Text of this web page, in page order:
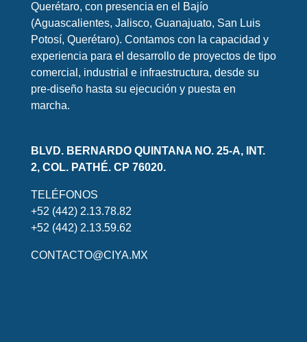
Querétaro, con presencia en el Bajío
(Aguascalientes, Jalisco, Guanajuato, San Luis
Potosí, Querétaro). Contamos con la capacidad y
experiencia para el desarrollo de proyectos de tipo
comercial, industrial e infraestructura, desde su
pre-diseño hasta su ejecución y puesta en
marcha.
BLVD. BERNARDO QUINTANA NO. 25-A, INT.
2, COL. PATHÉ. CP 76020.
TELÉFONOS
+52 (442) 2.13.78.82
+52 (442) 2.13.59.62
CONTACTO@CIYA.MX